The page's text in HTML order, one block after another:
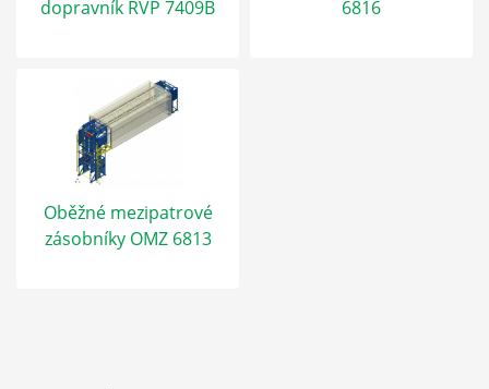
dopravník ŘVP 7409B 6816
Oběžné mezipatrové
zásobníky OMZ 6813